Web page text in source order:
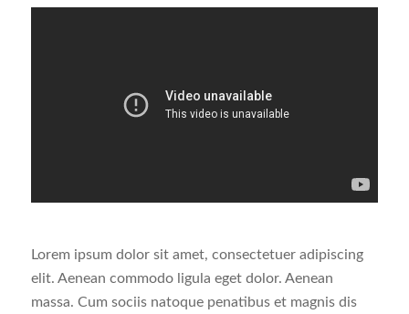
Lorem ipsum dolor sit amet, consectetuer adipiscing
elit. Aenean commodo ligula eget dolor. Aenean
massa. Cum sociis natoque penatibus et magnis dis